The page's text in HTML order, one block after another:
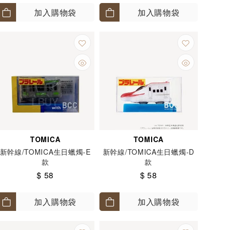
加入購物袋 加入購物袋
TOMICA
新幹線/TOMICA生日蠟燭-E
款
$ 58
加入購物袋
TOMICA
新幹線/TOMICA生日蠟燭-D
款
$ 58
加入購物袋